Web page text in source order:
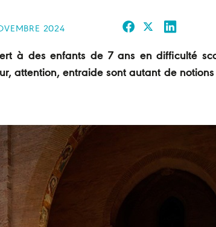
2024
à des enfants de 7 ans en difficulté
attention, entraide sont autant de notions